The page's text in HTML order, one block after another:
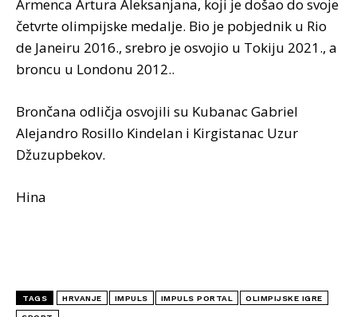
Armenca Artura Aleksanjana, koji je došao do svoje
četvrte olimpijske medalje. Bio je pobjednik u Rio
de Janeiru 2016., srebro je osvojio u Tokiju 2021., a
broncu u Londonu 2012..
Brončana odličja osvojili su Kubanac Gabriel
Alejandro Rosillo Kindelan i Kirgistanac Uzur
Džuzupbekov.
Hina
TAGS HRVANJE IMPULS IMPULS PORTAL OLIMPIJSKE IGRE